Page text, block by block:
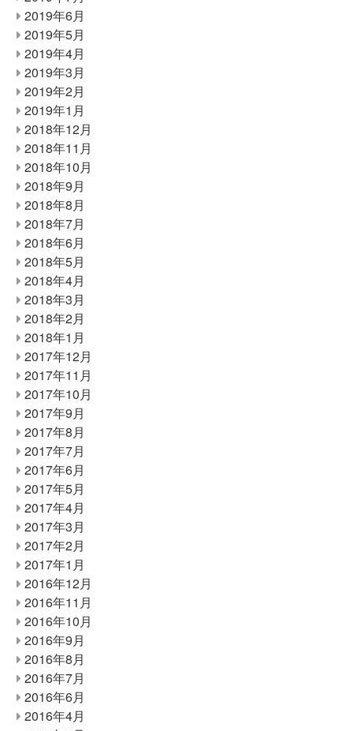
2019年6月
2019年5月
2019年4月
2019年3月
2019年2月
2019年1月
2018年12月
2018年11月
2018年10月
2018年9月
2018年8月
2018年7月
2018年6月
2018年5月
2018年4月
2018年3月
2018年2月
2018年1月
2017年12月
2017年11月
2017年10月
2017年9月
2017年8月
2017年7月
2017年6月
2017年5月
2017年4月
2017年3月
2017年2月
2017年1月
2016年12月
2016年11月
2016年10月
2016年9月
2016年8月
2016年7月
2016年6月
2016年4月